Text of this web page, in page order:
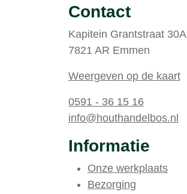
Contact
Kapitein Grantstraat 30A
7821 AR Emmen
Weergeven op de kaart
0591 - 36 15 16
info@houthandelbos.nl
Informatie
Onze werkplaats
Bezorging